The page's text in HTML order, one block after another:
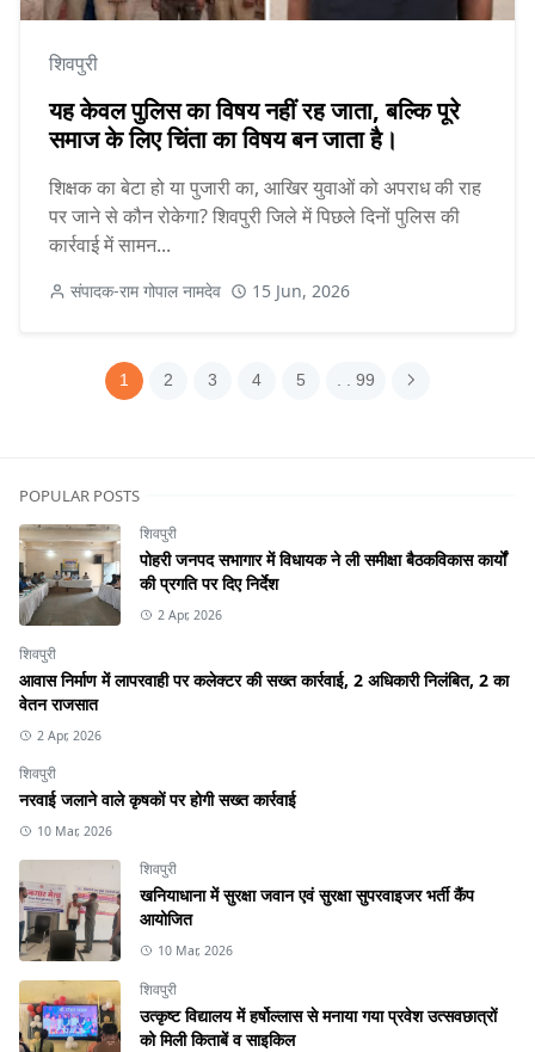
शिवपुरी
यह केवल पुलिस का विषय नहीं रह जाता, बल्कि पूरे
समाज के लिए चिंता का विषय बन जाता है।
शिक्षक का बेटा हो या पुजारी का, आखिर युवाओं को अपराध की राह
पर जाने से कौन रोकेगा? शिवपुरी जिले में पिछले दिनों पुलिस की
कार्रवाई में सामन...
संपादक-राम गोपाल नामदेव 15 Jun, 2026
1 2 3 4 5 . . 99
POPULAR POSTS
शिवपुरी
पोहरी जनपद सभागार में विधायक ने ली समीक्षा बैठकविकास कार्यों
की प्रगति पर दिए निर्देश
2 Apr, 2026
शिवपुरी
आवास निर्माण में लापरवाही पर कलेक्टर की सख्त कार्रवाई, 2 अधिकारी निलंबित, 2 का
वेतन राजसात
2 Apr, 2026
शिवपुरी
नरवाई जलाने वाले कृषकों पर होगी सख्त कार्रवाई
10 Mar, 2026
शिवपुरी
खनियाधाना में सुरक्षा जवान एवं सुरक्षा सुपरवाइजर भर्ती कैंप
आयोजित
10 Mar, 2026
शिवपुरी
उत्कृष्ट विद्यालय में हर्षोल्लास से मनाया गया प्रवेश उत्सवछात्रों
को मिली किताबें व साइकिल